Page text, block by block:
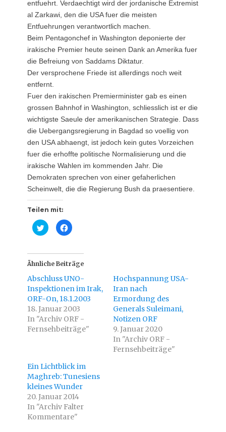
entfuehrt. Verdaechtigt wird der jordanische Extremist
al Zarkawi, den die USA fuer die meisten
Entfuehrungen verantwortlich machen.
Beim Pentagonchef in Washington deponierte der
irakische Premier heute seinen Dank an Amerika fuer
die Befreiung von Saddams Diktatur.
Der versprochene Friede ist allerdings noch weit
entfernt.
Fuer den irakischen Premierminister gab es einen
grossen Bahnhof in Washington, schliesslich ist er die
wichtigste Saeule der amerikanischen Strategie. Dass
die Uebergangsregierung in Bagdad so voellig von
den USA abhaengt, ist jedoch kein gutes Vorzeichen
fuer die erhoffte politische Normalisierung und die
irakische Wahlen im kommenden Jahr. Die
Demokraten sprechen von einer gefaherlichen
Scheinwelt, die die Regierung Bush da praesentiere.
Teilen mit:
K
l
,
u
m
ü
b
e
r
T
i
t
t
e
i
l
e
n
(
W
i
r
d
i
K
l
,
u
m
a
u
f
F
a
c
e
b
o
o
i
l
e
n
(
W
i
r
d
i
Ähnliche Beiträge
Abschluss UNO-
Inspektionen im Irak,
ORF-On, 18.1.2003
18. Januar 2003
In "Archiv ORF -
Fernsehbeiträge"
Hochspannung USA-
Iran nach
Ermordung des
Generals Suleimani,
Notizen ORF
9. Januar 2020
In "Archiv ORF -
Fernsehbeiträge"
Ein Lichtblick im
Maghreb: Tunesiens
kleines Wunder
20. Januar 2014
In "Archiv Falter
Kommentare"